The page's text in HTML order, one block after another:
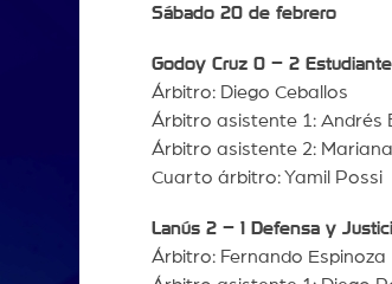
Sábado 20 de febrero
Godoy Cruz 0 – 2
Árbitro: Diego Ceballos
Árbitro asistente 1: Andrés
Árbitro asistente 2:
Cuarto árbitro: Yamil Possi
Lanús 2 – 1 Defensa y
Árbitro: Fernando Espinoza